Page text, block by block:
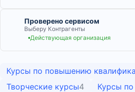
Проверено сервисом
Выберу Контрагенты
Действующая организация
Курсы по повышению
Творческие курсы4 Курсы по